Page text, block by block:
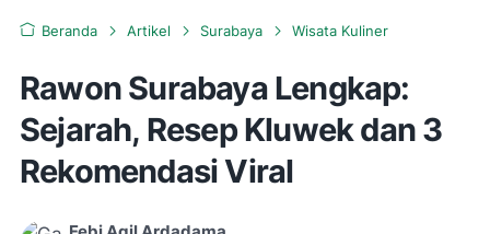
Beranda Artikel Surabaya Wisata Kuliner
Rawon Surabaya Lengkap:
Sejarah, Resep Kluwek dan 3
Rekomendasi Viral